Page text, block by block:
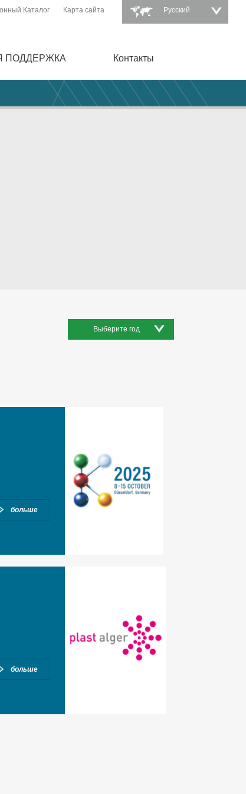
Pусский
Каталог Карта сайта
ПОДДЕРЖКА Контакты
Выберите год
больше
больше